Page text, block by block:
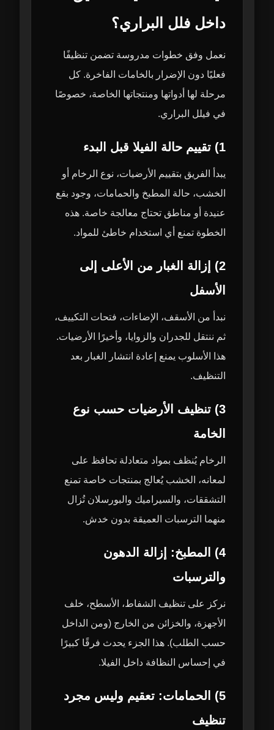
داخل فلل البراري؟
نعمل وفق خطوات مدروسة تضمن تنظيفًا
فعليًا دون الإضرار بالخامات الفاخرة. كل
مرحلة لها أدواتها ومنتجاتها الخاصة، خصوصًا
في فيلل البراري.
1) تقييم حالة الفيلا قبل البدء
يبدأ الفريق بتقييم الأرضيات، نوع الرخام أو
الخشب، حالة المطبخ والحمامات، وجود بقع
عنيدة أو مناطق تحتاج معالجة خاصة. هذه
الخطوة تمنع أي استخدام خاطئ للمواد.
2) إزالة الغبار من الأعلى إلى
الأسفل
نبدأ من الأسقف، الإضاءات، فتحات التكييف،
ثم ننتقل للجدران والزوايا، وأخيرًا الأرضيات.
هذا الأسلوب يمنع إعادة انتشار الغبار بعد
التنظيف.
3) تنظيف الأرضيات حسب نوع
الخامة
الرخام يُنظف بمواد متعادلة تحافظ على
لمعانه، الخشب يُعالج بمنتجات خاصة تمنع
التشققات، والسيراميك والبورسلان تُزال
منهما الترسبات العميقة بدون خدش.
4) المطبخ: إزالة الدهون
والترسبات
نركز على تنظيف الشفاط، الأسطح، خلف
الأجهزة، والخزائن من الخارج (ومن الداخل
حسب الطلب). هذا الجزء يحدث فرقًا كبيرًا
في إحساس النظافة داخل الفيلا.
5) الحمامات: تعقيم وليس مجرد
تنظيف